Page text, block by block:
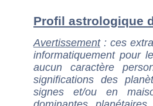
Profil astrologique
Avertissement: ces
informatiquement pour
aucun caractère
significations des
signes et/ou en